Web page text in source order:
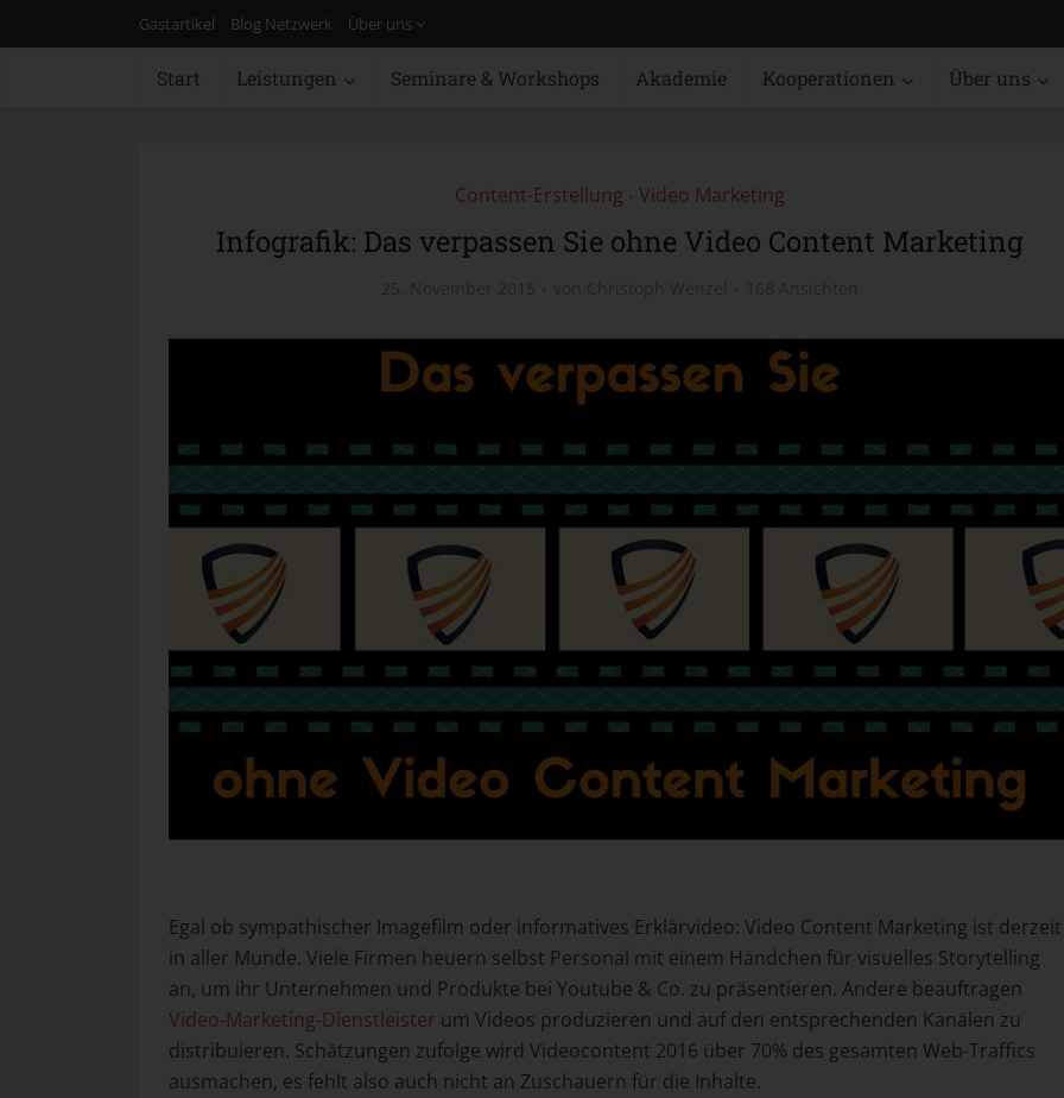
Gastartikel Blog Netzwerk Über uns
Start Leistungen Seminare & Workshops Akademie Kooperationen Über uns
Content-Erstellung Video Marketing
Infografik: Das verpassen Sie ohne Video Content Marketing
Egal ob sympathischer Imagefilm oder informatives Erklärvideo: Video Content Marketing ist derzeit
in aller Munde. Viele Firmen heuern selbst Personal mit einem Händchen für visuelles Storytelling
an, um ihr Unternehmen und Produkte bei Youtube & Co. zu präsentieren. Andere beauftragen
Video-Marketing-Dienstleister um Videos produzieren und auf den entsprechenden Kanälen zu
distribuieren. Schätzungen zufolge wird Videocontent 2016 über 70% des gesamten Web-Traffics
ausmachen, es fehlt also auch nicht an Zuschauern für die Inhalte.